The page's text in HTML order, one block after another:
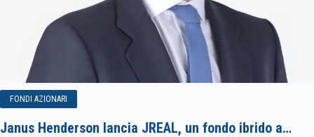
FONDI AZIONARI
Janus Henderson lancia JREAL, un fondo ibrido a…